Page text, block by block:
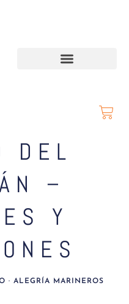
DEL
–
Y
· ALEGRÍA MARINEROS